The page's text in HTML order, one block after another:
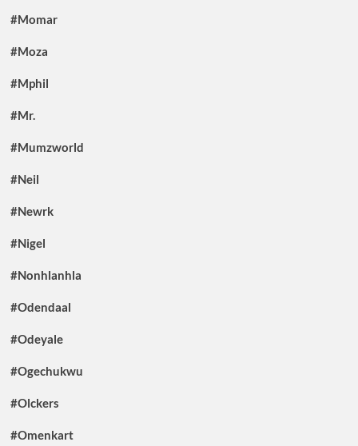
#Momar
#Moza
#Mphil
#Mr.
#Mumzworld
#Neil
#Newrk
#Nigel
#Nonhlanhla
#Odendaal
#Odeyale
#Ogechukwu
#Olckers
#Omenkart